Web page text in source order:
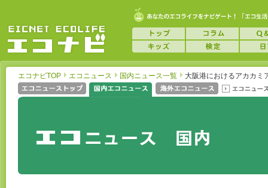
エコナビTOP エコニュース 国内ニュース一覧 大阪港におけるアカカミ